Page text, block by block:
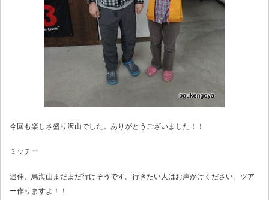
今回も楽しさ盛り沢山でした。ありがとうございました！！
ミッチー
追伸、鳥海山まだまだ行けそうです。行きたい人はお声がけください。ツア
ー作りますよ！！